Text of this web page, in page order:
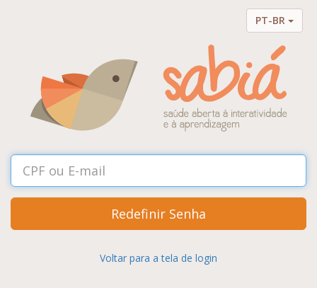
PT-BR
Redefinir Senha
Voltar para a tela de login